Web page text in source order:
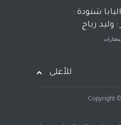
شنودة :
وليد رباح
مختارات
للأعلى
Copyright ©